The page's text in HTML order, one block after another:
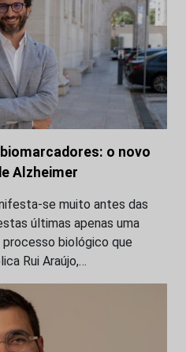
o novo
Alzheimer
se muito antes das
últimas apenas uma
biológico que
Rui Araújo,…